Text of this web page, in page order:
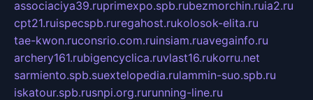
associaciya39.ruprimexpo.spb.rubezmorchin.ruia2.ru
cpt21.ruispecspb.ruregahost.rukolosok-elita.ru
tae-kwon.ruconsrio.com.ruinsiam.ruavegainfo.ru
archery161.rubigencyclica.ruvlast16.rukorru.net
sarmiento.spb.suextelopedia.rulammin-suo.spb.ru
iskatour.spb.rusnpi.org.rurunning-line.ru